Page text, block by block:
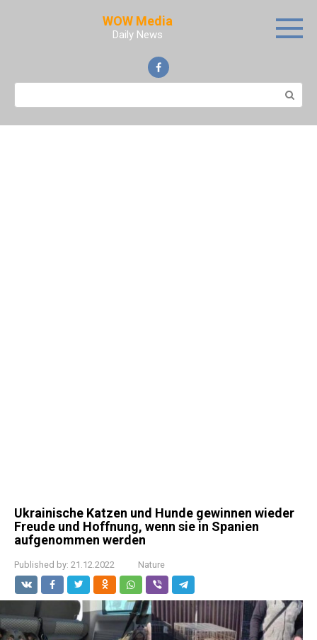
WOW Media
Daily News
Search:
Ukrainische Katzen und Hunde gewinnen wieder
Freude und Hoffnung, wenn sie in Spanien
aufgenommen werden
Published by: 21.12.2022 Nature